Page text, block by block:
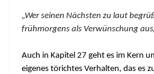
„Wer seinen Nächsten zu laut
frühmorgens als Verwünschung
Auch in Kapitel 27 geht es im Kern
eigenes törichtes Verhalten, das es